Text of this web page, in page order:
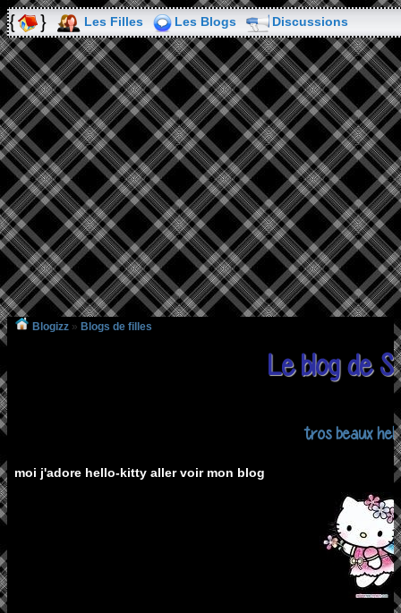
Les Filles Les Blogs Discussions
Blogizz » Blogs de filles
Le blog de
tros beaux
moi j'adore hello-kitty aller voir mon blog